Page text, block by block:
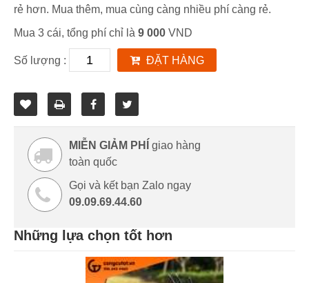
rẻ hơn. Mua thêm, mua cùng càng nhiều phí càng rẻ.
Mua 3 cái, tổng phí chỉ là 9 000 VND
Số lượng : ĐẶT HÀNG
MIỄN GIẢM PHÍ
giao hàng
toàn quốc
Gọi và kết bạn Zalo ngay
09.09.69.44.60
Những lựa chọn tốt hơn